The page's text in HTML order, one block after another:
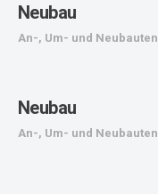
Neubau
An-, Um- und Neubauten
Neubau
An-, Um- und Neubauten